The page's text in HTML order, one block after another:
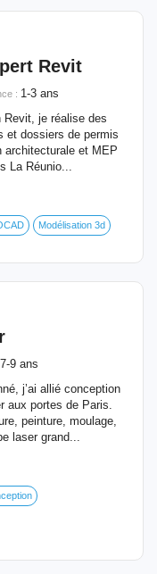
Revit
: 1-3 ans
Revit, je réalise des
et dossiers de permis
architecturale et MEP
La Réunio...
Modélisation 3d
7-9 ans
j’ai allié conception
aux portes de Paris.
peinture, moulage,
laser grand...